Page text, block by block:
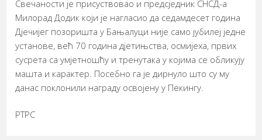
Свечаности је присуствовао и предсједник СНСД-а
Милорад Додик који је нагласио да седамдесет година
Дјечијег позоришта у Бањалуци није само јубилеј једне
установе, већ 70 година дјетињства, осмијеха, првих
сусрета са умјетношћу и тренутака у којима се обликују
машта и карактер. Посебно га је дирнуло што су му
данас поклонили награду освојену у Пекингу.
РТРС